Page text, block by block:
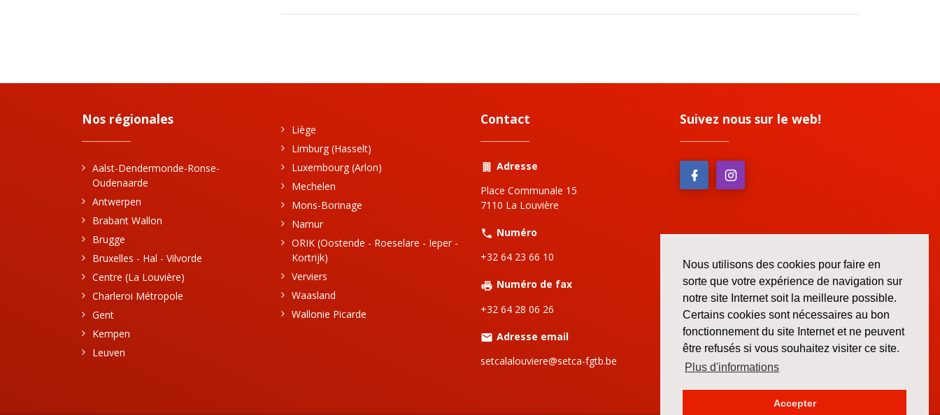
Nous utilisons des cookies pour faire en
sorte que votre expérience de navigation sur
notre site Internet soit la meilleure possible.
Certains cookies sont nécessaires au bon
fonctionnement du site Internet et ne peuvent
être refusés si vous souhaitez visiter ce site.
Plus d'informations
Accepter
Nos régionales
Aalst-Dendermonde-Ronse-
Oudenaarde
Antwerpen
Brabant Wallon
Brugge
Bruxelles - Hal - Vilvorde
Centre (La Louvière)
Charleroi Métropole
Gent
Kempen
Leuven
Liège
Limburg (Hasselt)
Luxembourg (Arlon)
Mechelen
Mons-Borinage
Namur
ORIK (Oostende - Roeselare - Ieper -
Kortrijk)
Verviers
Waasland
Wallonie Picarde
Contact
Adresse
Place Communale 15
7110 La Louvière
Numéro
+32 64 23 66 10
Numéro de fax
+32 64 28 06 26
Adresse email
setcalalouviere@setca-fgtb.be
Suivez nous sur le web!